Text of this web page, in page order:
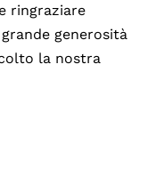
ringraziare
generosità
la nostra